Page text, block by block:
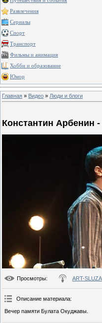
Развлечения
Сериалы
Спорт
Транспорт
Фильмы и анимация
Хобби и образование
Юмор
Главная » Видео » Люди и блоги
Константин Арбенин
Просмотры: ART-SLUZA
Описание материала:
Вечер памяти Булата Окуджавы.